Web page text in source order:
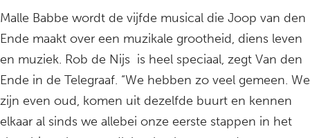
Malle Babbe wordt de vijfde musical die Joop van den
Ende maakt over een muzikale grootheid, diens leven
en muziek. Rob de Nijs is heel speciaal, zegt Van den
Ende in de Telegraaf. “We hebben zo veel gemeen. We
zijn even oud, komen uit dezelfde buurt en kennen
elkaar al sinds we allebei onze eerste stappen in het